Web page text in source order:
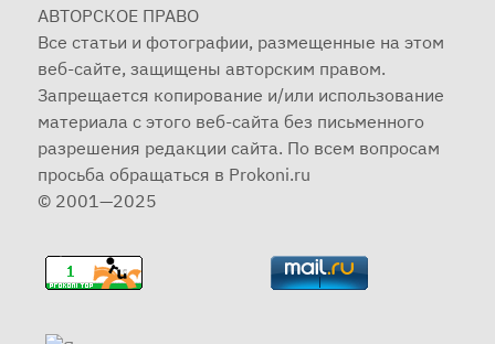
АВТОРСКОЕ ПРАВО
Все статьи и фотографии, размещенные на этом
веб-сайте, защищены авторским правом.
Запрещается копирование и/или использование
материала с этого веб-сайта без письменного
разрешения редакции сайта. По всем вопросам
просьба обращаться в Prokoni.ru
© 2001—2025